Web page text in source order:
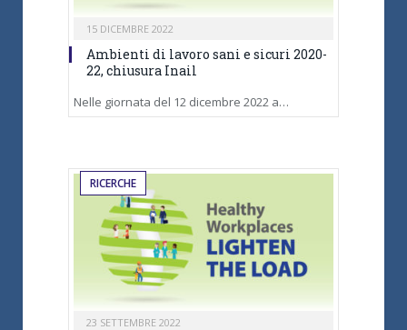
15 DICEMBRE 2022
Ambienti di lavoro sani e sicuri 2020-
22, chiusura Inail
Nelle giornata del 12 dicembre 2022 a…
RICERCHE
23 SETTEMBRE 2022